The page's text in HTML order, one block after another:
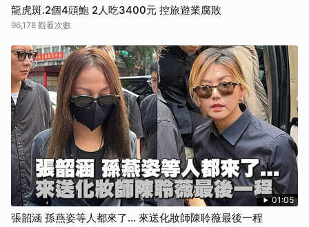
龍虎斑.2個4頭鮑 2人吃3400元 控旅遊業腐敗
96,178 觀看次數
01:05
張韶涵 孫燕姿等人都來了... 來送化妝師陳聆薇最後一程